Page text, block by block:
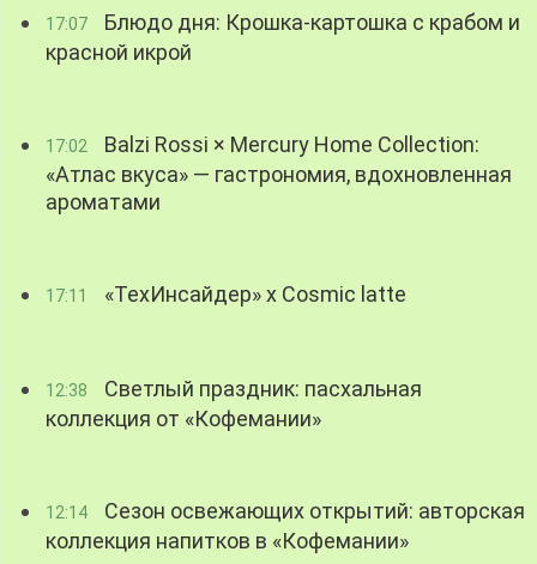
17:07
Блюдо дня: Крошка-картошка с крабом и
красной икрой
17:02
Balzi Rossi × Mercury Home Collection:
«Атлас вкуса» — гастрономия, вдохновленная
ароматами
17:11 «ТехИнсайдер» х Cosmic latte
12:38
Светлый праздник: пасхальная
коллекция от «Кофемании»
12:14
Сезон освежающих открытий: авторская
коллекция напитков в «Кофемании»